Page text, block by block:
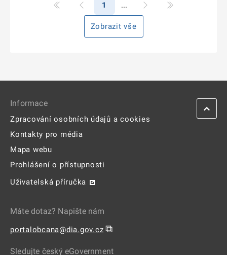
Zobrazit vše
1
Informace
Zpracování osobních údajů a cookies
Kontakty pro média
Mapa webu
Prohlášení o přístupnosti
Uživatelská příručka
Máte dotaz? Napište nám
portalobcana@dia.gov.cz ⧉
Sledujte český eGovernment